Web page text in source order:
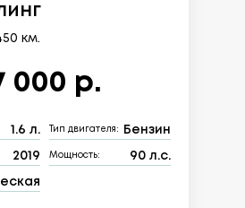
км.
000 р.
1.6 л. Тип двигателя: Бензин
2019 Мощность: 90 л.с.